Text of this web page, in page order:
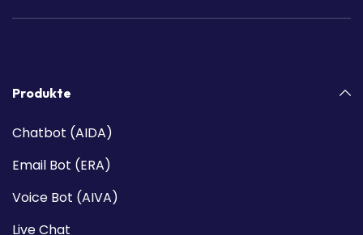
Produkte
Chatbot (AIDA)
Email Bot (ERA)
Voice Bot (AIVA)
Live Chat